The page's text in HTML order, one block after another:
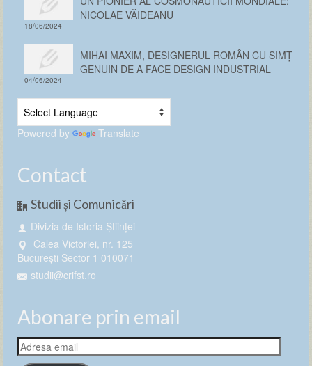
NICOLAE VĂIDEANU
18/06/2024
MIHAI MAXIM, DESIGNERUL ROMÂN CU SIMȚ
GENUIN DE A FACE DESIGN INDUSTRIAL
04/06/2024
Powered by Translate
Contact
Studii și Comunicări
Divizia de Istoria Științei
Calea Victoriei, nr. 125
București Sector 1 010071
studii@crifst.ro
Abonare prin email
Adresa
email